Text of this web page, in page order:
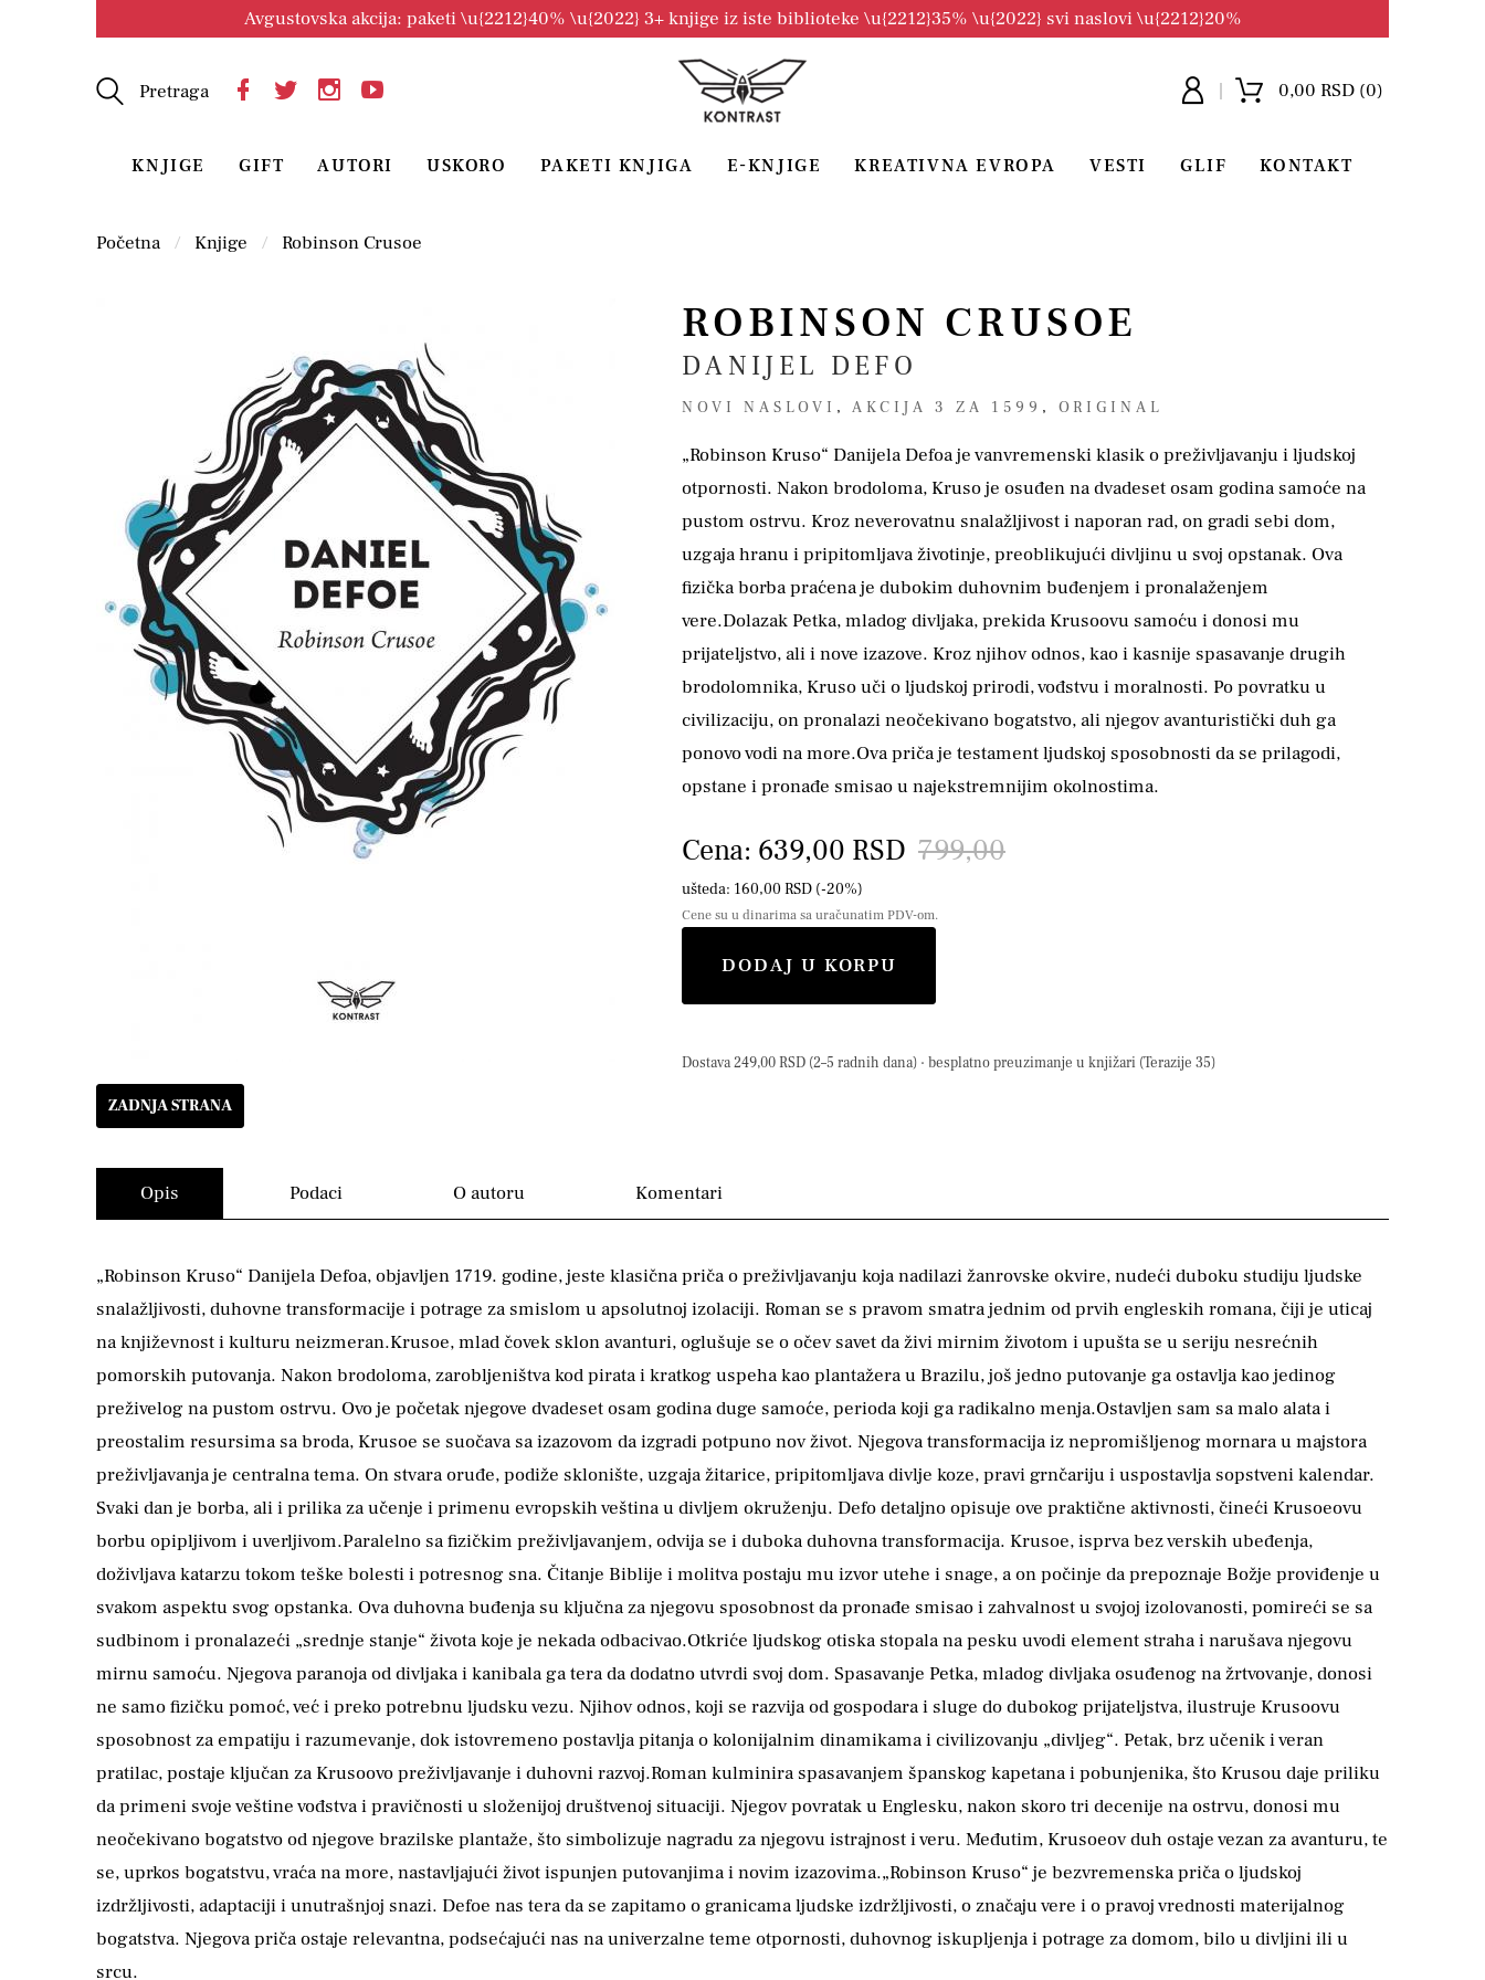
Avgustovska akcija: paketi \u{2212}40% \u{2022} 3+ knjige iz iste biblioteke \u{2212}35% \u{2022} svi naslovi \u{2212}20%
Pretraga 0,00 RSD (0)
KNJIGE GIFT AUTORI USKORO PAKETI KNJIGA E-KNJIGE KREATIVNA EVROPA VESTI GLIF KONTAKT
Početna Knjige Robinson Crusoe
ZADNJA STRANA
ROBINSON CRUSOE
DANIJEL DEFO
NOVI NASLOVI , AKCIJA 3 ZA 1599 , ORIGINAL
„Robinson Kruso“ Danijela Defoa je vanvremenski klasik o preživljavanju i ljudskoj
otpornosti. Nakon brodoloma, Kruso je osuđen na dvadeset osam godina samoće na
pustom ostrvu. Kroz neverovatnu snalažljivost i naporan rad, on gradi sebi dom,
uzgaja hranu i pripitomljava životinje, preoblikujući divljinu u svoj opstanak. Ova
fizička borba praćena je dubokim duhovnim buđenjem i pronalaženjem
vere.Dolazak Petka, mladog divljaka, prekida Krusoovu samoću i donosi mu
prijateljstvo, ali i nove izazove. Kroz njihov odnos, kao i kasnije spasavanje drugih
brodolomnika, Kruso uči o ljudskoj prirodi, vođstvu i moralnosti. Po povratku u
civilizaciju, on pronalazi neočekivano bogatstvo, ali njegov avanturistički duh ga
ponovo vodi na more.Ova priča je testament ljudskoj sposobnosti da se prilagodi,
opstane i pronađe smisao u najekstremnijim okolnostima.
Cena: 639,00 RSD 799,00
ušteda: 160,00 RSD (-20%)
Cene su u dinarima sa uračunatim PDV-om.
DODAJ U KORPU
Dostava 249,00 RSD (2–5 radnih dana) · besplatno preuzimanje u knjižari (Terazije 35)
Opis Podaci O autoru Komentari
„Robinson Kruso“ Danijela Defoa, objavljen 1719. godine, jeste klasična priča o preživljavanju koja nadilazi žanrovske okvire, nudeći duboku studiju ljudske
snalažljivosti, duhovne transformacije i potrage za smislom u apsolutnoj izolaciji. Roman se s pravom smatra jednim od prvih engleskih romana, čiji je uticaj
na književnost i kulturu neizmeran.Krusoe, mlad čovek sklon avanturi, oglušuje se o očev savet da živi mirnim životom i upušta se u seriju nesrećnih
pomorskih putovanja. Nakon brodoloma, zarobljeništva kod pirata i kratkog uspeha kao plantažera u Brazilu, još jedno putovanje ga ostavlja kao jedinog
preživelog na pustom ostrvu. Ovo je početak njegove dvadeset osam godina duge samoće, perioda koji ga radikalno menja.Ostavljen sam sa malo alata i
preostalim resursima sa broda, Krusoe se suočava sa izazovom da izgradi potpuno nov život. Njegova transformacija iz nepromišljenog mornara u majstora
preživljavanja je centralna tema. On stvara oruđe, podiže sklonište, uzgaja žitarice, pripitomljava divlje koze, pravi grnčariju i uspostavlja sopstveni kalendar.
Svaki dan je borba, ali i prilika za učenje i primenu evropskih veština u divljem okruženju. Defo detaljno opisuje ove praktične aktivnosti, čineći Krusoeovu
borbu opipljivom i uverljivom.Paralelno sa fizičkim preživljavanjem, odvija se i duboka duhovna transformacija. Krusoe, isprva bez verskih ubeđenja,
doživljava katarzu tokom teške bolesti i potresnog sna. Čitanje Biblije i molitva postaju mu izvor utehe i snage, a on počinje da prepoznaje Božje proviđenje u
svakom aspektu svog opstanka. Ova duhovna buđenja su ključna za njegovu sposobnost da pronađe smisao i zahvalnost u svojoj izolovanosti, pomireći se sa
sudbinom i pronalazeći „srednje stanje“ života koje je nekada odbacivao.Otkriće ljudskog otiska stopala na pesku uvodi element straha i narušava njegovu
mirnu samoću. Njegova paranoja od divljaka i kanibala ga tera da dodatno utvrdi svoj dom. Spasavanje Petka, mladog divljaka osuđenog na žrtvovanje, donosi
ne samo fizičku pomoć, već i preko potrebnu ljudsku vezu. Njihov odnos, koji se razvija od gospodara i sluge do dubokog prijateljstva, ilustruje Krusoovu
sposobnost za empatiju i razumevanje, dok istovremeno postavlja pitanja o kolonijalnim dinamikama i civilizovanju „divljeg“. Petak, brz učenik i veran
pratilac, postaje ključan za Krusoovo preživljavanje i duhovni razvoj.Roman kulminira spasavanjem španskog kapetana i pobunjenika, što Krusou daje priliku
da primeni svoje veštine vođstva i pravičnosti u složenijoj društvenoj situaciji. Njegov povratak u Englesku, nakon skoro tri decenije na ostrvu, donosi mu
neočekivano bogatstvo od njegove brazilske plantaže, što simbolizuje nagradu za njegovu istrajnost i veru. Međutim, Krusoeov duh ostaje vezan za avanturu, te
se, uprkos bogatstvu, vraća na more, nastavljajući život ispunjen putovanjima i novim izazovima.„Robinson Kruso“ je bezvremenska priča o ljudskoj
izdržljivosti, adaptaciji i unutrašnjoj snazi. Defoe nas tera da se zapitamo o granicama ljudske izdržljivosti, o značaju vere i o pravoj vrednosti materijalnog
bogatstva. Njegova priča ostaje relevantna, podsećajući nas na univerzalne teme otpornosti, duhovnog iskupljenja i potrage za domom, bilo u divljini ili u
srcu.